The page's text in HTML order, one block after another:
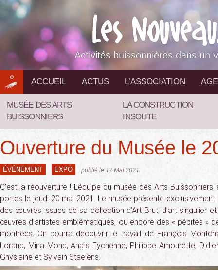
Aller
au
contenu
Activités buissonnières dans un
ACCUEIL ACTUS L’ASSOCIATION
MUSÉE DES ARTS
BUISSONNIERS
LA CONSTRUCTION
INSOLITE
Ouverture du Musée le
ÉVÉNEMENT EXPO publié le 17 Mai 2021
C’est la réouverture ! L’équipe du musée des Arts Buissonniers
portes le jeudi 20 mai 2021. Le musée présente
des œuvres issues de sa collection d’Art Brut, d’art singulier
œuvres d’artistes emblématiques, ou encore des « pépites »
montrées. On pourra découvrir le travail de François
Lorand, Mina Mond, Anaïs Eychenne, Philippe Amourette,
Ghyslaine et Sylvain Staëlens.